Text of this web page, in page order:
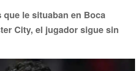
que le situaban en Boca
City, el jugador sigue sin